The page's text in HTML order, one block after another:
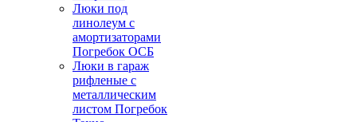
Люки под
линолеум с
амортизаторами
Погребок ОСБ
Люки в гараж
рифленые с
металлическим
листом Погребок